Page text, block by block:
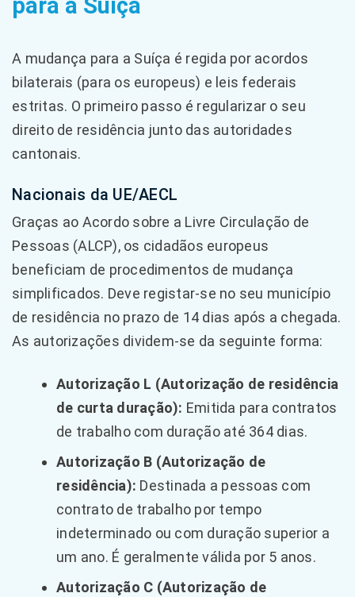
para a Suíça
A mudança para a Suíça é regida por acordos
bilaterais (para os europeus) e leis federais
estritas. O primeiro passo é regularizar o seu
direito de residência junto das autoridades
cantonais.
Nacionais da UE/AECL
Graças ao Acordo sobre a Livre Circulação de
Pessoas (ALCP), os cidadãos europeus
beneficiam de procedimentos de mudança
simplificados. Deve registar-se no seu município
de residência no prazo de 14 dias após a chegada.
As autorizações dividem-se da seguinte forma:
Autorização L (Autorização de residência
de curta duração): Emitida para contratos
de trabalho com duração até 364 dias.
Autorização B (Autorização de
residência): Destinada a pessoas com
contrato de trabalho por tempo
indeterminado ou com duração superior a
um ano. É geralmente válida por 5 anos.
Autorização C (Autorização de